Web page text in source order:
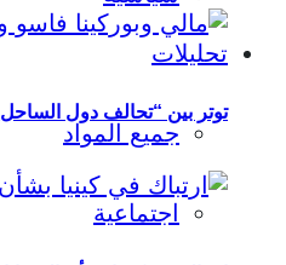
تحليلات
جميع المواد
اجتماعية
توتر بين “تحالف دول